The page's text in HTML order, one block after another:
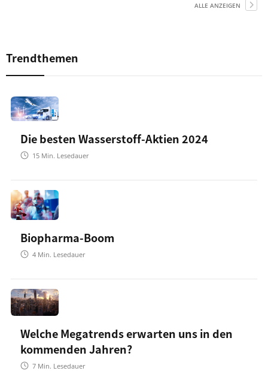
ALLE ANZEIGEN
Trendthemen
Die besten Wasserstoff-Aktien 2024
15 Min. Lesedauer
Biopharma-Boom
4 Min. Lesedauer
Welche Megatrends erwarten uns in den
kommenden Jahren?
7 Min. Lesedauer